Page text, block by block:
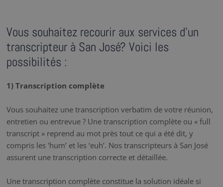
Vous souhaitez recourir aux services d'un
transcripteur à San José? Voici les
possibilités :
1) Transcription complète
Vous souhaitez une transcription verbatim de votre réunion,
entretien ou entrevue ? Une transcription complète ou « full
transcript » reprend au mot près tout ce qui a été dit, y
compris les 'hum’ et les ‘euh’. Nos transcripteurs à San José
assurent une transcription correcte et détaillée.
Une transcription complète constitue la solution idéale si